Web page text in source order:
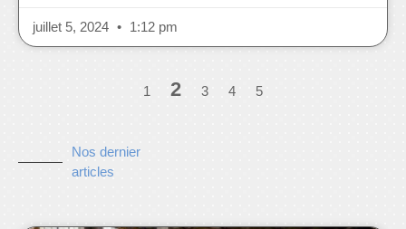
juillet 5, 2024 1:12 pm
1 2 3 4 5
Nos dernier
articles